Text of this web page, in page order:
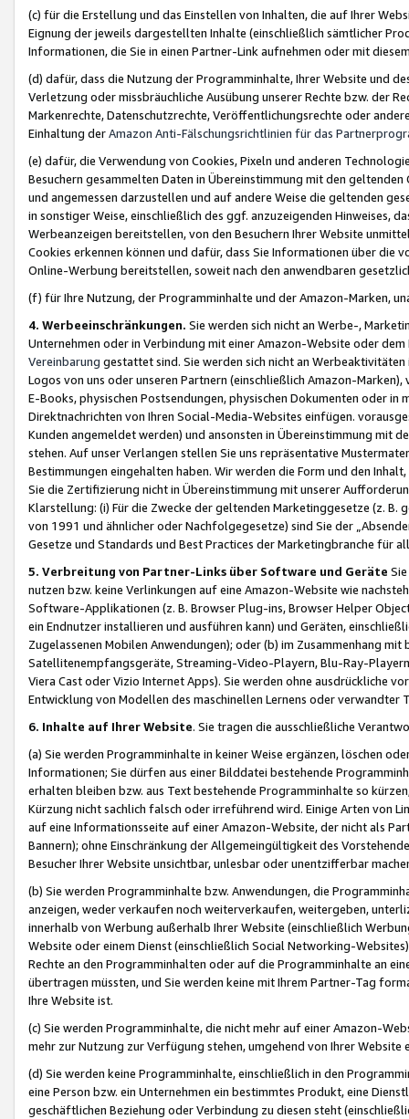
(c) für die Erstellung und das Einstellen von Inhalten, die auf Ihrer
Eignung der jeweils dargestellten Inhalte (einschließlich sämtlicher
Informationen, die Sie in einen Partner-Link aufnehmen oder mit
(d) dafür, dass die Nutzung der Programminhalte, Ihrer Website und
Verletzung oder missbräuchliche Ausübung unserer Rechte bzw. der
Markenrechte, Datenschutzrechte, Veröffentlichungsrechte oder
Einhaltung derAmazon Anti-Fälschungsrichtlinien für das
(e) dafür, die Verwendung von Cookies, Pixeln und anderen
Besuchern gesammelten Daten in Übereinstimmung mit den
und angemessen darzustellen und auf andere Weise die geltenden
in sonstiger Weise, einschließlich des ggf. anzuzeigenden Hinweises,
Werbeanzeigen bereitstellen, von den Besuchern Ihrer Website
Cookies erkennen können und dafür, dass Sie Informationen über die
Online-Werbung bereitstellen, soweit nach den anwendbaren
(f) für Ihre Nutzung, der Programminhalte und der Amazon-Marken,
4. Werbeeinschränkungen. Sie werden sich nicht an Werbe-,
Unternehmen oder in Verbindung mit einer Amazon-Website oder
Vereinbarung gestattet sind. Sie werden sich nicht an
Logos von uns oder unseren Partnern (einschließlich Amazon-
E-Books, physischen Postsendungen, physischen Dokumenten oder in
Direktnachrichten von Ihren Social-Media-Websites einfügen.
Kunden angemeldet werden) und ansonsten in Übereinstimmung mit
stehen. Auf unser Verlangen stellen Sie uns repräsentative
Bestimmungen eingehalten haben. Wir werden die Form und den
Sie die Zertifizierung nicht in Übereinstimmung mit unserer
Klarstellung: (i) Für die Zwecke der geltenden Marketinggesetze (z. B.
von 1991 und ähnlicher oder Nachfolgegesetze) sind Sie der
Gesetze und Standards und Best Practices der Marketingbranche für
5. Verbreitung von Partner-Links über Software und Geräte
nutzen bzw. keine Verlinkungen auf eine Amazon-Website wie
Software-Applikationen (z. B. Browser Plug-ins, Browser Helper
ein Endnutzer installieren und ausführen kann) und Geräten,
Zugelassenen Mobilen Anwendungen); oder (b) im Zusammenhang
Satellitenempfangsgeräte, Streaming-Video-Playern, Blu-Ray-
Viera Cast oder Vizio Internet Apps). Sie werden ohne ausdrückliche
Entwicklung von Modellen des maschinellen Lernens oder
6. Inhalte auf Ihrer Website. Sie tragen die ausschließliche
(a) Sie werden Programminhalte in keiner Weise ergänzen, löschen
Informationen; Sie dürfen aus einer Bilddatei bestehende
erhalten bleiben bzw. aus Text bestehende Programminhalte so
Kürzung nicht sachlich falsch oder irreführend wird. Einige Arten von
auf eine Informationsseite auf einer Amazon-Website, der nicht als
Bannern); ohne Einschränkung der Allgemeingültigkeit des
Besucher Ihrer Website unsichtbar, unlesbar oder unentzifferbar
(b) Sie werden Programminhalte bzw. Anwendungen, die
anzeigen, weder verkaufen noch weiterverkaufen, weitergeben,
innerhalb von Werbung außerhalb Ihrer Website (einschließlich
Website oder einem Dienst (einschließlich Social Networking-
Rechte an den Programminhalten oder auf die Programminhalte an
übertragen müssten, und Sie werden keine mit Ihrem Partner-Tag
Ihre Website ist.
(c) Sie werden Programminhalte, die nicht mehr auf einer Amazon-
mehr zur Nutzung zur Verfügung stehen, umgehend von Ihrer
(d) Sie werden keine Programminhalte, einschließlich in den
eine Person bzw. ein Unternehmen ein bestimmtes Produkt, eine
geschäftlichen Beziehung oder Verbindung zu diesen steht